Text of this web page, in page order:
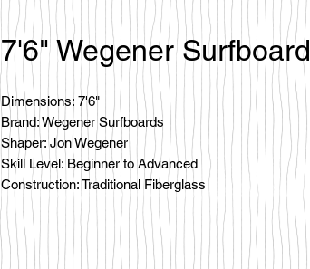
7'6" Wegener Surfboard
Dimensions: 7'6"
Brand: Wegener Surfboards
Shaper: Jon Wegener
Skill Level: Beginner to Advanced
Construction: Traditional Fiberglass